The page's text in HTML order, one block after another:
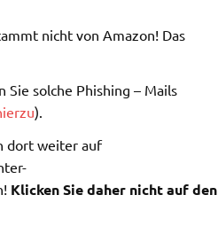
nicht von Amazon! Das
Sie solche Phishing – Mails
).
dort weiter auf
Klicken Sie daher nicht auf den